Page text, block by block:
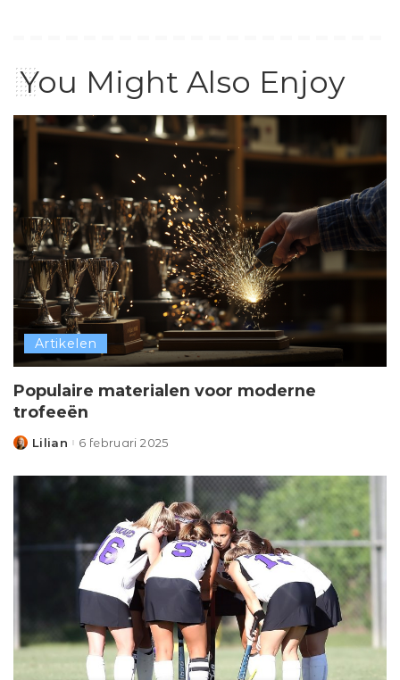
You Might Also Enjoy
Artikelen
Populaire materialen voor moderne
trofeeën
Posted
Lilian 6 februari 2025